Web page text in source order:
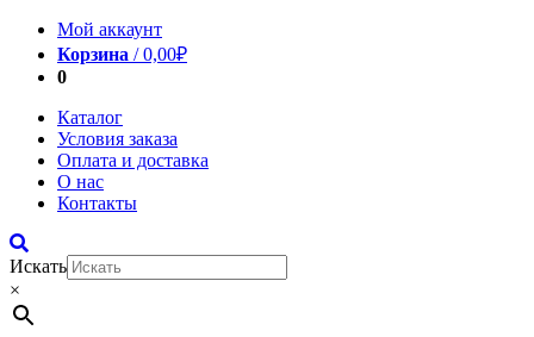
Мой аккаунт
Корзина /0,00₽
0
Каталог
Условия заказа
Оплата и доставка
О нас
Контакты
Искать
×